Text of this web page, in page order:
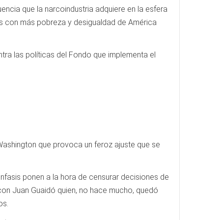
que la narcoindustria adquiere en la esfera
con más pobreza y desigualdad de América
las políticas del Fondo que implementa el
que provoca un feroz ajuste que se
ponen a la hora de censurar decisiones de
Juan Guaidó quien, no hace mucho, quedó